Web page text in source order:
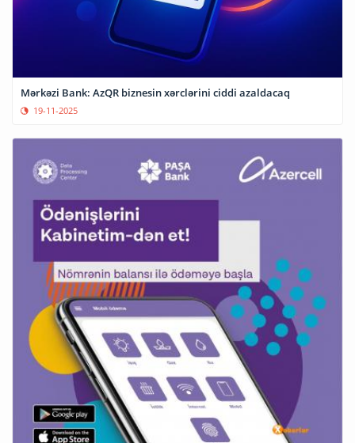
Mərkəzi Bank: AzQR biznesin xərclərini ciddi azaldacaq
19-11-2025